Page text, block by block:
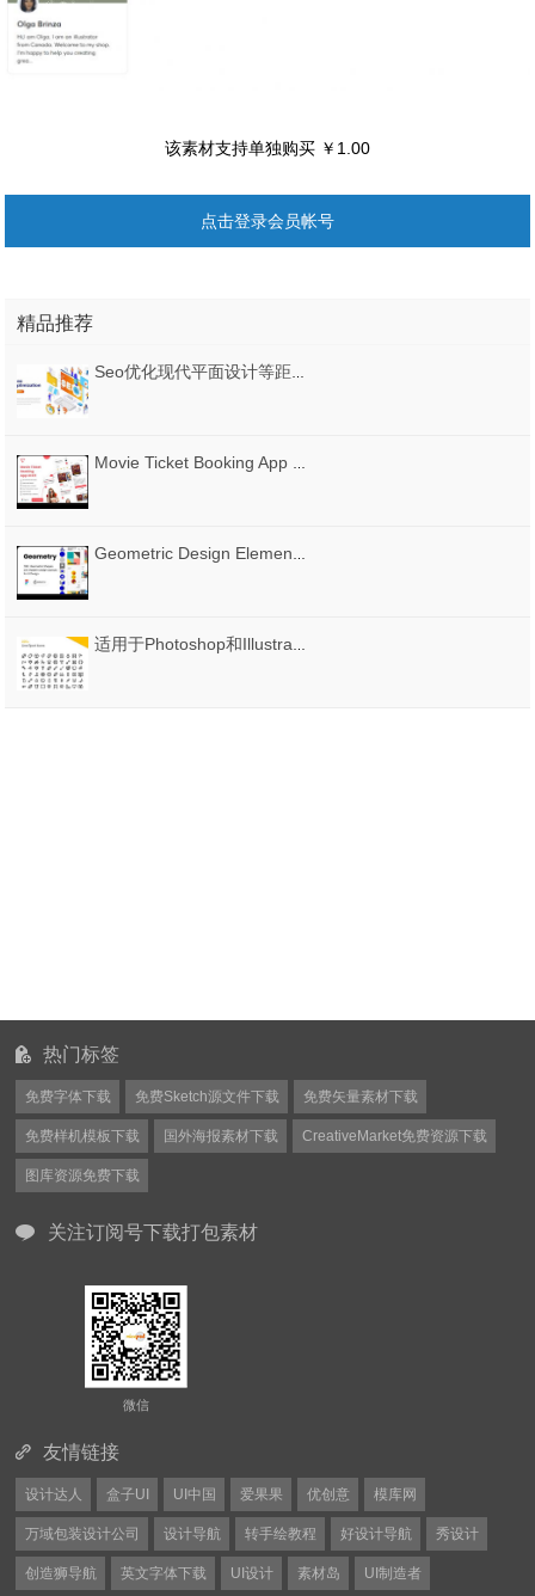
该素材支持单独购买 ￥1.00
点击登录会员帐号
精品推荐
热门标签
免费字体下载 免费Sketch源文件下载 免费矢量素材下载
免费样机模板下载 国外海报素材下载 CreativeMarket免费资源下载
图库资源免费下载
关注订阅号下载打包素材
微信
友情链接
设计达人 盒子UI UI中国 爱果果 优创意 模库网
万域包装设计公司 设计导航 转手绘教程 好设计导航 秀设计
创造狮导航 英文字体下载 UI设计 素材岛 UI制造者